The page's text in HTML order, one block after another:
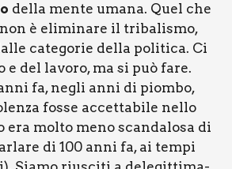
del­la men­te uma­na. Quel che
è eli­mi­na­re il tri­ba­li­smo,
cate­go­rie del­la poli­ti­ca. Ci
e del lavo­ro, ma si può fare.
fa, negli anni di piom­bo,
fos­se accet­ta­bi­le nel­lo
mol­to meno scan­da­lo­sa di
di 100 anni fa, ai tem­pi